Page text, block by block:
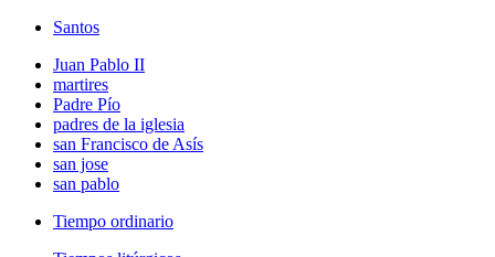
Santos
Juan Pablo II
martires
Padre Pío
padres de la iglesia
san Francisco de Asís
san jose
san pablo
Tiempo ordinario